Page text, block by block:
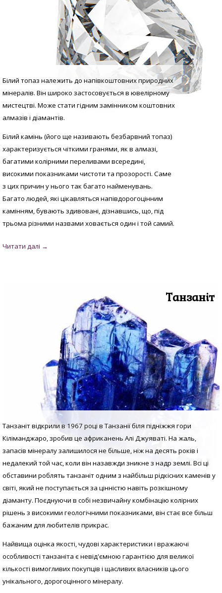
Білий топаз належить до напівкоштовних природних
мінералів. Він широко застосовується в ювелірному
мистецтві. Може стати гідним замінником коштовних
алмазів і діамантів.
Білий камінь (його ще називають безбарвний топаз)
характеризується чіткими гранями, як в алмазі,
багатими колірними переливами всередині,
високими показниками чистоти та прозорості. Саме
з цих причин у нього так багато найменувань.
Багато людей, які цікавляться напівдорогоцінним
камінням, бувають здивовані, дізнавшись, що, під
трьома різними назвами ховається один і той самий.
Танзаніт
Танзаніт відкрили в 1967 році в Танзанії біля підніжжя гори
Кіліманджаро, зробив це африканень Алі Джуяваті. На жаль,
запасів мінералу залишилося не більше, ніж на десять років і
недалекий той час, коли він назавжди зникне з надр землі. Всі ці
обставини роблять танзаніт одним з найбільш рідкісних каменів у
світі, який не поступається за цінністю навіть розкішному
діаманту. Поєднуючи в собі незвичайну комбінацію колірних
рішень з високими геологічними показниками, він стає все більш
бажаним для любителів прикрас.
Найвища оцінка якості, чудові характеристики і вражаючі
особливості танзаніта є невід'ємною гарантією для великої
кількості вимогливих покупців і щасливих власників цього
унікального, дорогоцінного мінералу.